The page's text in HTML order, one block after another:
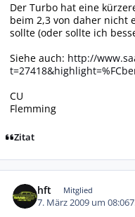
Der Turbo hat eine
beim 2,3 von daher nicht
sollte (oder sollte ich
Siehe auch: http://
CU
Flemming
Zitat
hft Mitglied
7. März 2009 um 08:06